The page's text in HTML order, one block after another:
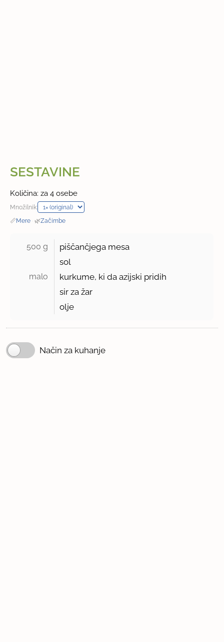
SESTAVINE
Količina: za 4 osebe
Množilnik:
📏Mere · 🌿Začimbe
500 g
piščančjega mesa
sol
malo
kurkume, ki da azijski pridih
sir za žar
olje
Način za kuhanje